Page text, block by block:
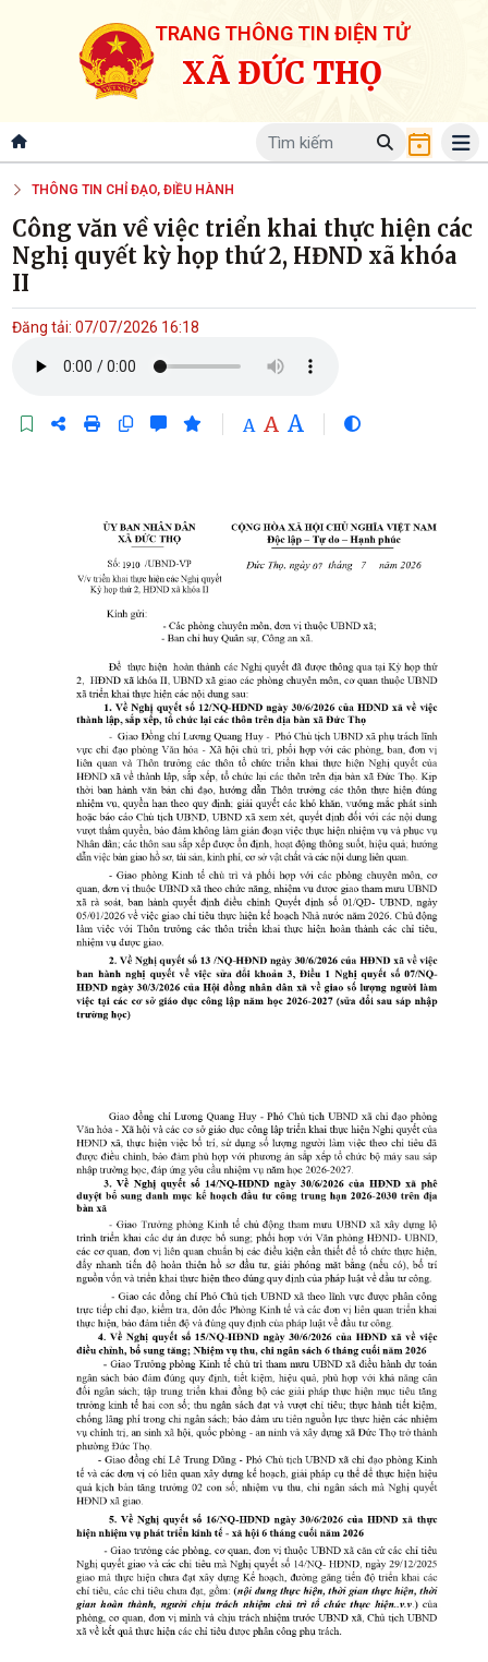
TRANG THÔNG TIN ĐIỆN TỬ
XÃ ĐỨC THỌ
THÔNG TIN CHỈ ĐẠO, ĐIỀU HÀNH
Công văn về việc triển khai thực hiện các
Nghị quyết kỳ họp thứ 2, HĐND xã khóa
II
Đăng tải: 07/07/2026 16:18
A A A